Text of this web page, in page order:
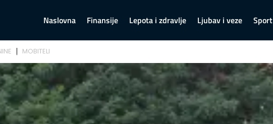
Naslovna Finansije Lepota i zdravlje Ljubav i veze Sport